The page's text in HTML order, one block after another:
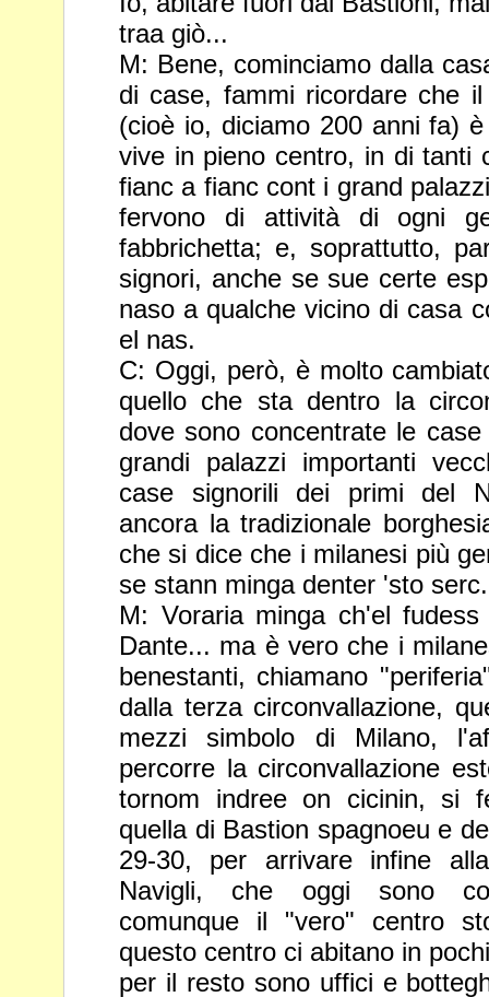
traa giò...
M: Bene, cominciamo dalla
di case, fammi ricordare che
(cioè io, diciamo 200 anni fa)
vive in pieno centro, in di tanti
fianc a fianc cont i grand
fervono di attività di ogni
fabbrichetta; e, soprattutto,
signori, anche se sue certe
naso a qualche vicino di casa
el nas.
C: Oggi, però, è molto
quello che sta dentro la
dove sono concentrate le
grandi palazzi importanti
case signorili dei primi del
ancora la tradizionale
che si dice che i milanesi più
se stann minga denter 'sto serc.
M: Voraria minga ch'el
Dante... ma è vero che i
benestanti, chiamano
dalla terza circonvallazione,
mezzi simbolo di Milano,
percorre la circonvallazione
tornom indree on cicinin, si
quella di Bastion spagnoeu e
29-30, per arrivare infine
Navigli, che oggi sono
comunque il "vero" centro
questo centro ci abitano in
per il resto sono uffici e